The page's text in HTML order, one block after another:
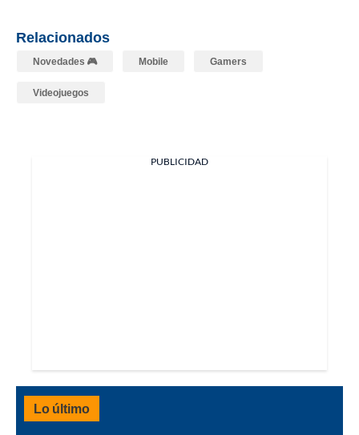
Relacionados
Novedades 🎮 Mobile Gamers
Videojuegos
PUBLICIDAD
Lo último